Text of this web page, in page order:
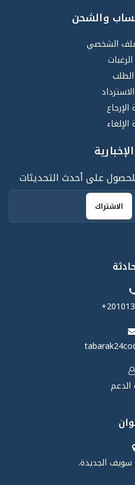
والشحن
الشخصي
على أحدث التحديثات
الاشتراك
الدعم
سويف الجديدة.